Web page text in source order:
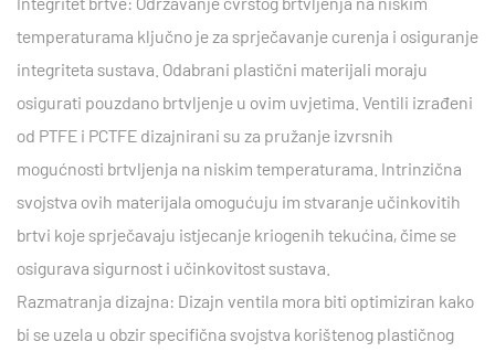
temperaturama ključno je za sprječavanje curenja i osiguranje
integriteta sustava. Odabrani plastični materijali moraju
osigurati pouzdano brtvljenje u ovim uvjetima. Ventili izrađeni
od PTFE i PCTFE dizajnirani su za pružanje izvrsnih
mogućnosti brtvljenja na niskim temperaturama. Intrinzična
svojstva ovih materijala omogućuju im stvaranje učinkovitih
brtvi koje sprječavaju istjecanje kriogenih tekućina, čime se
osigurava sigurnost i učinkovitost sustava.
Razmatranja dizajna: Dizajn ventila mora biti optimiziran kako
bi se uzela u obzir specifična svojstva korištenog plastičnog